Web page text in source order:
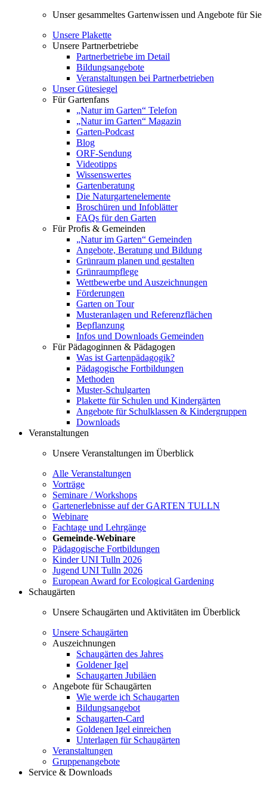
Unser gesammeltes Gartenwissen und Angebote für Sie
Unsere Plakette
Unsere Partnerbetriebe
Partnerbetriebe im Detail
Bildungsangebote
Veranstaltungen bei Partnerbetrieben
Unser Gütesiegel
Für Gartenfans
„Natur im Garten“ Telefon
„Natur im Garten“ Magazin
Garten-Podcast
Blog
ORF-Sendung
Videotipps
Wissenswertes
Gartenberatung
Die Naturgartenelemente
Broschüren und Infoblätter
FAQs für den Garten
Für Profis & Gemeinden
„Natur im Garten“ Gemeinden
Angebote, Beratung und Bildung
Grünraum planen und gestalten
Grünraumpflege
Wettbewerbe und Auszeichnungen
Förderungen
Garten on Tour
Musteranlagen und Referenzflächen
Bepflanzung
Infos und Downloads Gemeinden
Für Pädagoginnen & Pädagogen
Was ist Gartenpädagogik?
Pädagogische Fortbildungen
Methoden
Muster-Schulgarten
Plakette für Schulen und Kindergärten
Angebote für Schulklassen & Kindergruppen
Downloads
Veranstaltungen
Unsere Veranstaltungen im Überblick
Alle Veranstaltungen
Vorträge
Seminare / Workshops
Gartenerlebnisse auf der GARTEN TULLN
Webinare
Fachtage und Lehrgänge
Gemeinde-Webinare
Pädagogische Fortbildungen
Kinder UNI Tulln 2026
Jugend UNI Tulln 2026
European Award for Ecological Gardening
Schaugärten
Unsere Schaugärten und Aktivitäten im Überblick
Unsere Schaugärten
Auszeichnungen
Schaugärten des Jahres
Goldener Igel
Schaugarten Jubiläen
Angebote für Schaugärten
Wie werde ich Schaugarten
Bildungsangebot
Schaugarten-Card
Goldenen Igel einreichen
Unterlagen für Schaugärten
Veranstaltungen
Gruppenangebote
Service & Downloads